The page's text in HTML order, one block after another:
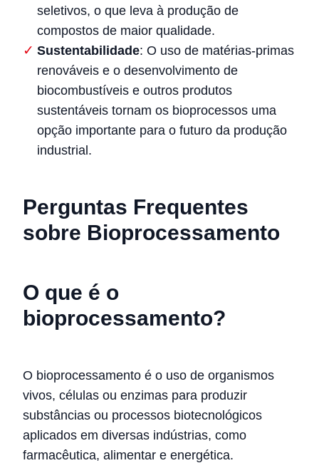
seletivos, o que leva à produção de
compostos de maior qualidade.
Sustentabilidade: O uso de matérias-primas
renováveis e o desenvolvimento de
biocombustíveis e outros produtos
sustentáveis tornam os bioprocessos uma
opção importante para o futuro da produção
industrial.
Perguntas Frequentes
sobre Bioprocessamento
O que é o
bioprocessamento?
O bioprocessamento é o uso de organismos
vivos, células ou enzimas para produzir
substâncias ou processos biotecnológicos
aplicados em diversas indústrias, como
farmacêutica, alimentar e energética.